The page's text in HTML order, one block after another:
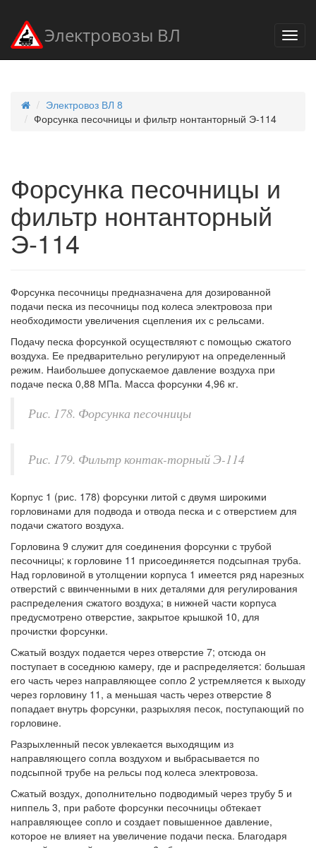
Электровозы ВЛ
Электровоз ВЛ 8
Форсунка песочницы и фильтр нонтанторный Э-114
Форсунка песочницы и
фильтр нонтанторный
Э-114
Форсунка песочницы предназначена для дозированной
подачи песка из песочницы под колеса электровоза при
необходимости увеличения сцепления их с рельсами.
Подачу песка форсункой осуществляют с помощью сжатого
воздуха. Ее предварительно регулируют на определенный
режим. Наибольшее допускаемое давление воздуха при
подаче песка 0,88 МПа. Масса форсунки 4,96 кг.
Рис. 178. Форсунка песочницы
Рис. 179. Фильтр контак-торный Э-114
Корпус 1 (рис. 178) форсунки литой с двумя широкими
горловинами для подвода и отвода песка и с отверстием для
подачи сжатого воздуха.
Горловина 9 служит для соединения форсунки с трубой
песочницы; к горловине 11 присоединяется подсыпная труба.
Над горловиной в утолщении корпуса 1 имеется ряд нарезных
отверстий с ввинченными в них деталями для регулирования
распределения сжатого воздуха; в нижней части корпуса
предусмотрено отверстие, закрытое крышкой 10, для
прочистки форсунки.
Сжатый воздух подается через отверстие 7; отсюда он
поступает в соседнюю камеру, где и распределяется: большая
его часть через направляющее сопло 2 устремляется к выходу
через горловину 11, а меньшая часть через отверстие 8
попадает внутрь форсунки, разрыхляя песок, поступающий по
горловине.
Разрыхленный песок увлекается выходящим из
направляющего сопла воздухом и выбрасывается по
подсыпной трубе на рельсы под колеса электровоза.
Сжатый воздух, дополнительно подводимый через трубу 5 и
ниппель 3, при работе форсунки песочницы обтекает
направляющее сопло и создает повышенное давление,
которое не влияет на увеличение подачи песка. Благодаря